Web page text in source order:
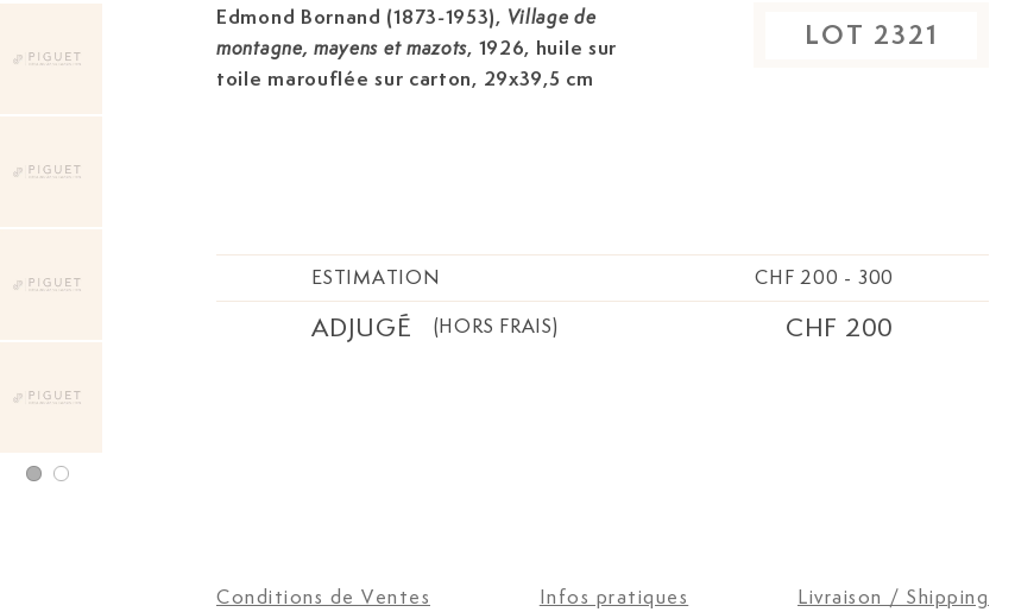
Edmond Bornand (1873-1953), Village de
montagne, mayens et mazots, 1926, huile sur
toile marouflée sur carton, 29x39,5 cm
LOT 2321
ESTIMATION CHF 200 - 300
ADJUGÉ (HORS FRAIS) CHF 200
Conditions de Ventes Infos pratiques Livraison / Shipping